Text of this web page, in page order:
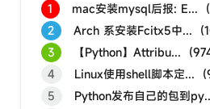
1
mac安装mysql后报: E...
2
Arch 系安装Fcitx5中...
3
【Python】Attribu...
4
Linux使用shell脚本定...
5
Python发布自己的包到